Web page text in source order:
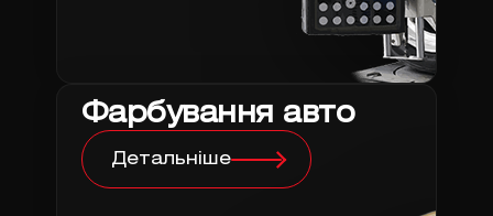
Фарбування авто
Детальніше